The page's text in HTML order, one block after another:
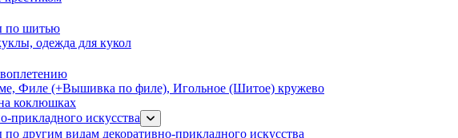
по шитью
одежда для кукол
Филе (+Вышивка по филе), Игольное (Шитое) кружево
коклюшках
прикладного искусства
другим видам декоративно-прикладного искусства